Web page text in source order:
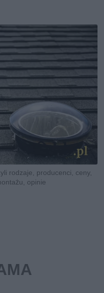
rodzaje, producenci, ceny,
opinie